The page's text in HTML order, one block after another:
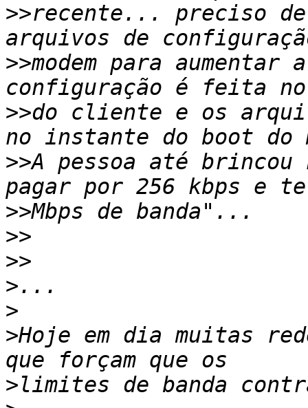
>>recente... preciso
>>modem para
>>do cliente e os
>>A pessoa até brincou
>>
>>
>>
>
>
>Hoje em dia muitas
>